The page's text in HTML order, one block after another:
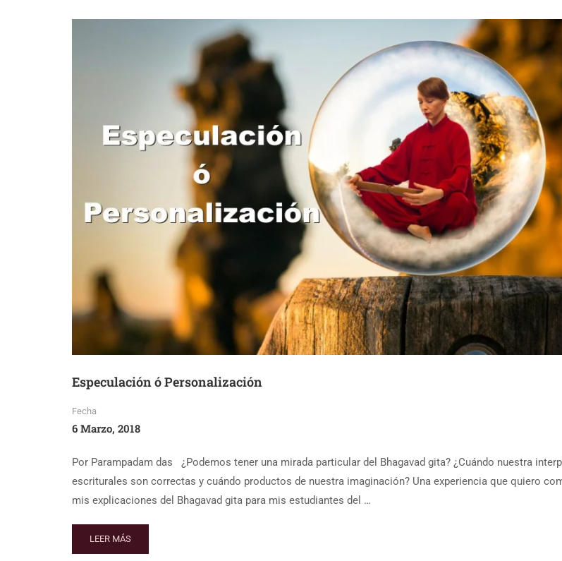
Especulación ó Personalización
Fecha
6 Marzo, 2018
Por Parampadam das ¿Podemos tener una mirada particular del Bhagavad gita? ¿Cuándo nuestra
escriturales son correctas y cuándo productos de nuestra imaginación? Una experiencia que quiero
mis explicaciones del Bhagavad gita para mis estudiantes del …
LEER MÁS